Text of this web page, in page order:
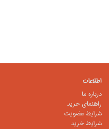
اطلاعات
درباره ما
راهنمای خرید
شرایط عضویت
شرایط خرید